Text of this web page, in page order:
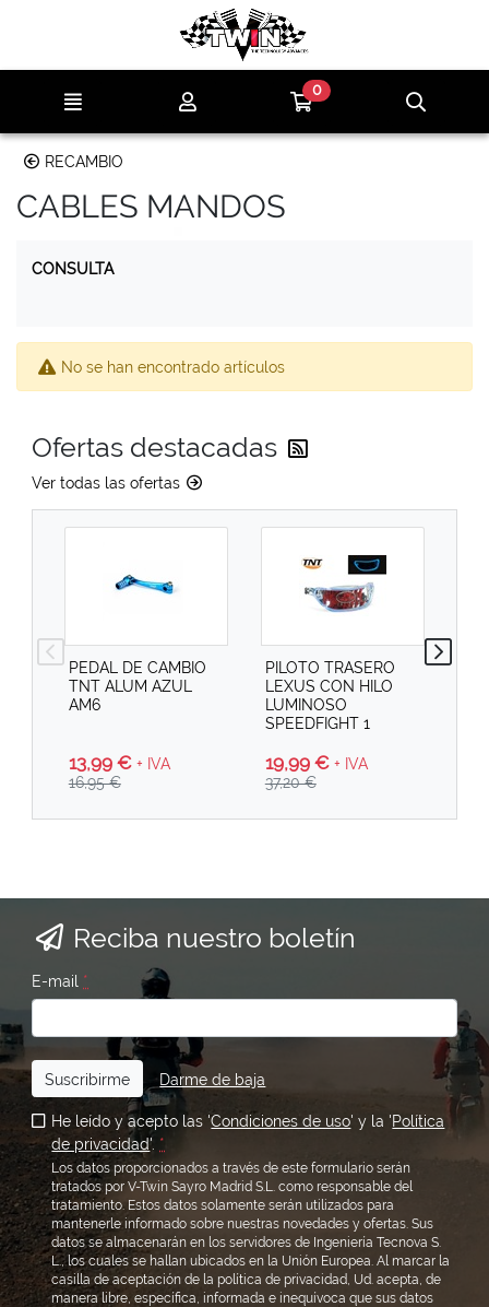
Ir al contenido principal de la página
Ir a mi compra
0
RECAMBIO
CABLES MANDOS
CONSULTA
No se han encontrado artículos
Ofertas destacadas
Ver todas las ofertas
PEDAL DE CAMBIO
TNT ALUM AZUL
AM6
13,99 € + IVA
16,95 €
PILOTO TRASERO
LEXUS CON HILO
LUMINOSO
SPEEDFIGHT 1
19,99 € + IVA
37,20 €
Reciba nuestro boletín
E-mail *
Suscribirme Darme de baja
He leído y acepto las 'Condiciones de uso' y la 'Política
de privacidad'. *
Los datos proporcionados a través de este formulario serán
tratados por V-Twin Sayro Madrid S.L. como responsable del
tratamiento. Estos datos solamente serán utilizados para
mantenerle informado sobre nuestras novedades y ofertas. Sus
datos se almacenarán en los servidores de Ingeniería Tecnova S.
L., los cuales se hallan ubicados en la Unión Europea. Al marcar la
casilla de aceptación de la política de privacidad, Ud. acepta, de
manera libre, específica, informada e inequívoca que sus datos